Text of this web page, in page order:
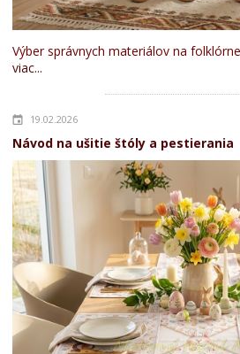
Výber správnych materiálov na
viac...
19.02.2026
Návod na ušitie štóly a pestierania